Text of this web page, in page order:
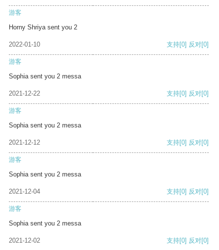
游客
Horny Shriya sent you 2
2022-01-10 支持[0] 反对[0]
游客
Sophia sent you 2 messa
2021-12-22 支持[0] 反对[0]
游客
Sophia sent you 2 messa
2021-12-12 支持[0] 反对[0]
游客
Sophia sent you 2 messa
2021-12-04 支持[0] 反对[0]
游客
Sophia sent you 2 messa
2021-12-02 支持[0] 反对[0]